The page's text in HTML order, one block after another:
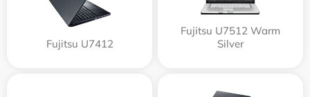
Fujitsu U7412
Fujitsu U7512 Warm
Silver